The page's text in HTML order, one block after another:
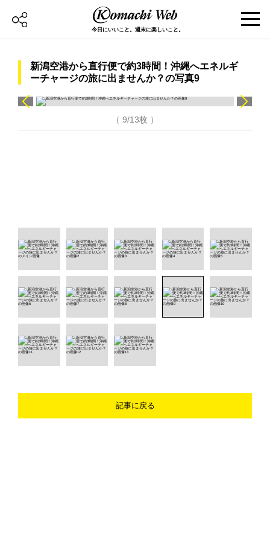
今日にいいこと。週末に楽しいこと。
新潟空港から直行便で約3時間！沖縄へエネルギ
ーチャージの旅に出ませんか？の写真9
（ 9/13枚 ）
記事に戻る